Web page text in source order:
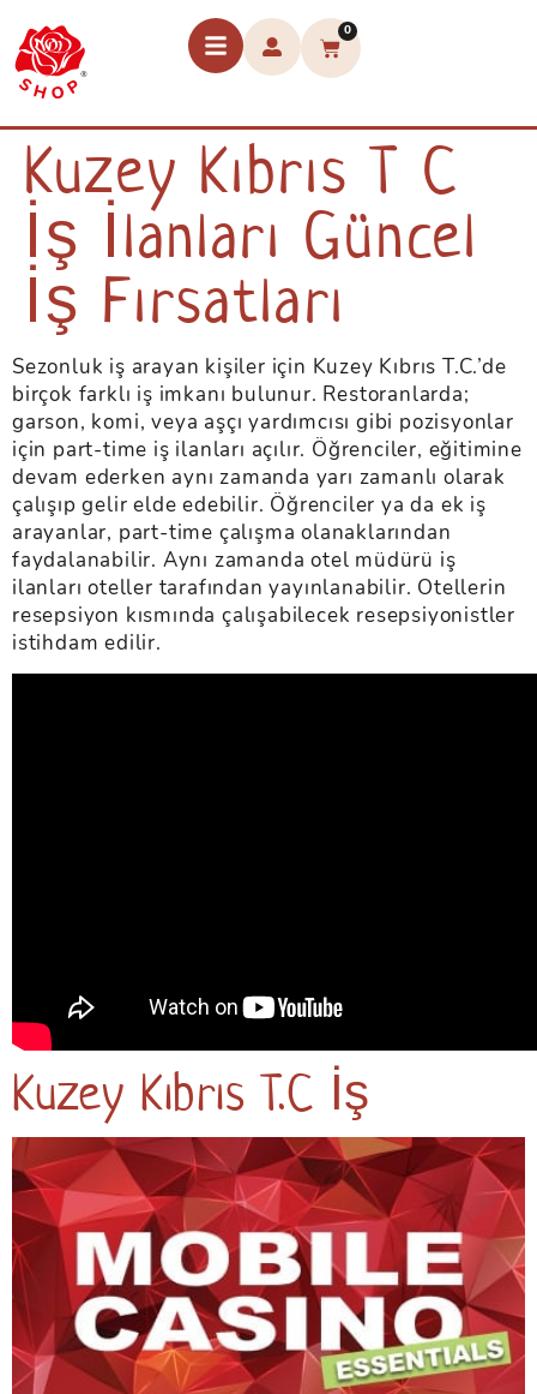
0
Kuzey Kıbrıs T C
İş İlanları Güncel
İş Fırsatları
Sezonluk iş arayan kişiler için Kuzey Kıbrıs T.C.’de
birçok farklı iş imkanı bulunur. Restoranlarda;
garson, komi, veya aşçı yardımcısı gibi pozisyonlar
için part-time iş ilanları açılır. Öğrenciler, eğitimine
devam ederken aynı zamanda yarı zamanlı olarak
çalışıp gelir elde edebilir. Öğrenciler ya da ek iş
arayanlar, part-time çalışma olanaklarından
faydalanabilir. Aynı zamanda otel müdürü iş
ilanları oteller tarafından yayınlanabilir. Otellerin
resepsiyon kısmında çalışabilecek resepsiyonistler
istihdam edilir.
Kuzey Kıbrıs T.C İş